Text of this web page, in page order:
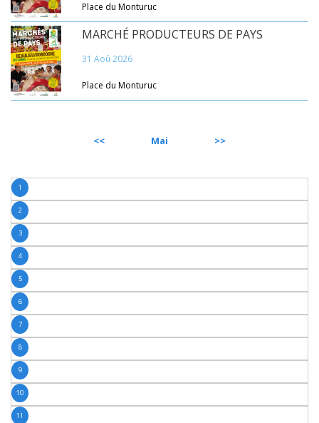
Place du Monturuc
MARCHÉ PRODUCTEURS DE PAYS
31 Aoû 2026
Place du Monturuc
Mai
1
2
3
4
5
6
7
8
9
10
11